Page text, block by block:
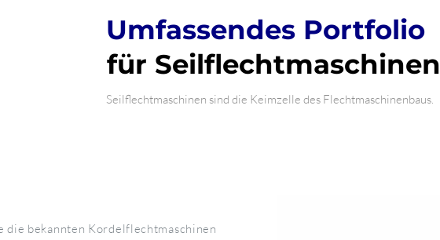
Umfassendes Portfolio
für Seilflechtmaschinen
Seilflechtmaschinen sind die Keimzelle des Flechtmaschinenbaus.
die bekannten Kordelflechtmaschinen